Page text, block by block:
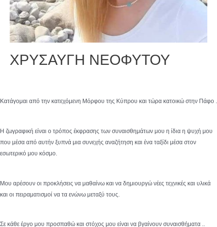
ΧΡΥΣΑΥΓΗ ΝΕΟΦΥΤΟΥ
Κατάγομαι από την κατεχόμενη Μόρφου της Κύπρου και τώρα κατοικώ στην Πάφο .
Η ζωγραφική είναι ο τρόπος έκφρασης των συναισθημάτων μου η ίδια η ψυχή μου
που μέσα από αυτήν ξυπνά μια συνεχής αναζήτηση και ένα ταξίδι μέσα στον
εσωτερικό μου κόσμο.
Μου αρέσουν οι προκλήσεις να μαθαίνω και να δημιουργώ νέες τεχνικές και υλικά
και οι πειραματισμοί να τα ενώνω μεταξύ τους.
Σε κάθε έργο μου προσπαθώ και στόχος μου είναι να βγαίνουν συναισθήματα ..